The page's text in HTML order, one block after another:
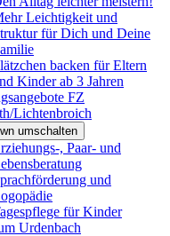
Leichtigkeit und
für Dich und Deine
backen für Eltern
Kinder ab 3 Jahren
FZ
Lichtenbroich
umschalten
, Paar- und
und
für Kinder
Urdenbach